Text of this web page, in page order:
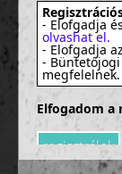
- Elofgadja
olvashat el.
- Elofgadja
-
megfelelnek.
Elfogadom a